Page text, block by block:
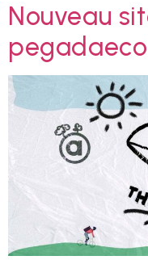
Nouveau